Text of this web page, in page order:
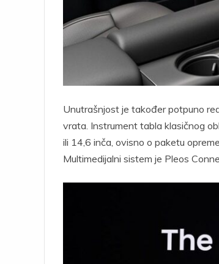
Unutrašnjost je također potpuno
vrata. Instrument tabla klasičnog
ili 14,6 inča, ovisno o paketu
Multimedijalni sistem je Pleos